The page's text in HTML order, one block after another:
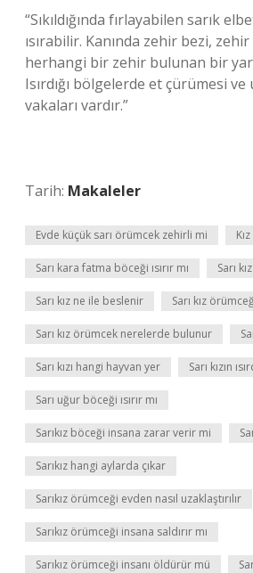
“Sıkıldığında fırlayabilen sarık
ısırabilir. Kanında zehir bezi,
herhangi bir zehir bulunan bir
Isırdığı bölgelerde et çürümesi ve
vakaları vardır.”
Tarih: Makaleler
Evde küçük sarı örümcek zehirli mi
Sarı kara fatma böceği ısırır mı Sarı
Sarı kız ne ile beslenir Sarı kız
Sarı kız örümcek nerelerde bulunur
Sarı kızı hangi hayvan yer Sarı kızın
Sarı uğur böceği ısırır mı
Sarıkız böceği insana zarar verir mi
Sarıkız hangi aylarda çıkar
Sarıkız örümceği evden nasıl uzaklaştırılır
Sarıkız örümceği insana saldırır mı
Sarıkız örümceği insanı öldürür mü